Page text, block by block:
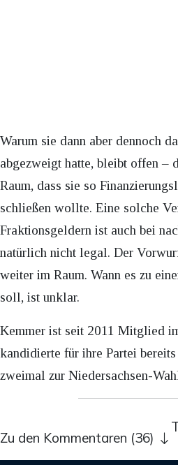
Warum sie dann aber dennoch
abgezweigt hatte, bleibt offen –
Raum, dass sie so
schließen wollte. Eine solche
Fraktionsgeldern ist auch bei
natürlich nicht legal. Der
weiter im Raum. Wann es zu
soll, ist unklar.
Kemmer ist seit 2011 Mitglied
kandidierte für ihre Partei
zweimal zur Niedersachsen-
Zu den Kommentaren (36)